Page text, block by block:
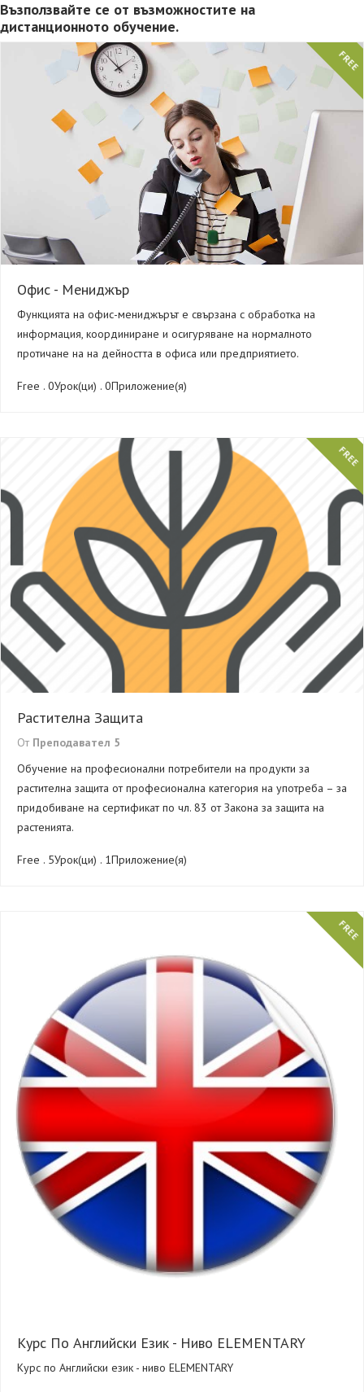
Възползвайте се от възможностите на
дистанционното обучение.
FREE
Офис - Мениджър
Функцията на офис-мениджърът е свързана с обработка на
информация, координиране и осигуряване на нормалното
протичане на на дейността в офиса или предприятието.
Free . 0Урок(ци) . 0Приложение(я)
FREE
Растителна Защита
От Преподавател 5
Обучение на професионални потребители на продукти за
растителна защита от професионална категория на употреба – за
придобиване на сертификат по чл. 83 от Закона за защита на
растенията.
Free . 5Урок(ци) . 1Приложение(я)
FREE
Курс По Английски Език - Ниво ELEMENTARY
Курс по Английски език - ниво ELEMENTARY